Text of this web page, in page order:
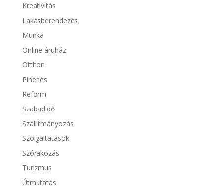
Kreativitás
Lakásberendezés
Munka
Online áruház
Otthon
Pihenés
Reform
Szabadidő
Szállítmányozás
Szolgáltatások
Szórakozás
Turizmus
Útmutatás